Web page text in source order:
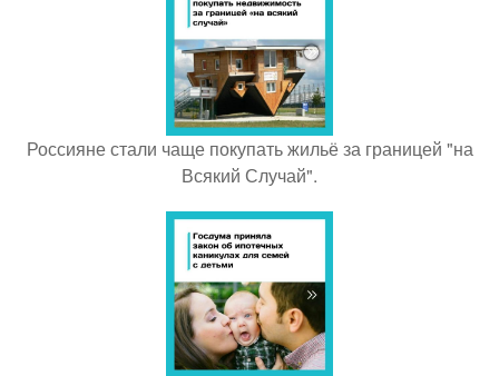
Россияне стали чаще покупать жильё за границей "на
Всякий Случай".